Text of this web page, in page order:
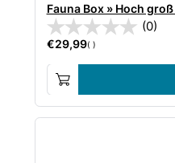
Fauna Box » Hoch
(0)
€29,99( )